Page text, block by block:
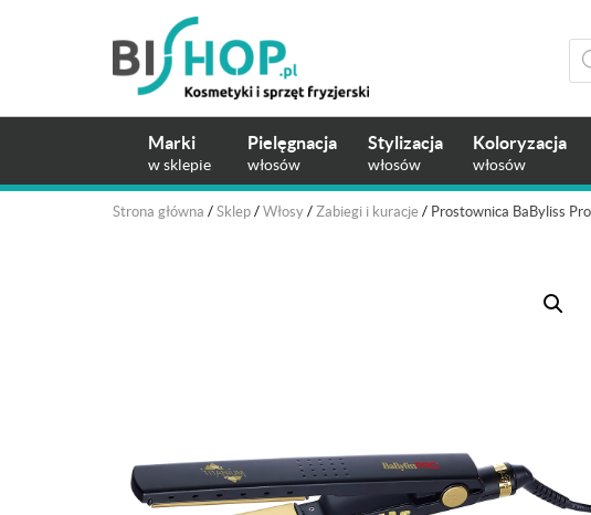
Marki
w sklepie
Pielęgnacja
włosów
Stylizacja
włosów
Koloryzacja
włosów
Strona główna / Sklep / Włosy / Zabiegi i kuracje / Prostownica BaByliss